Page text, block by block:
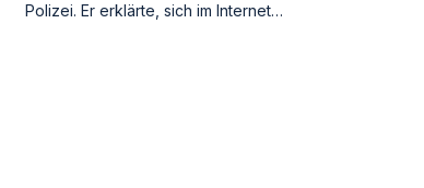
Polizei. Er erklärte, sich im Internet…